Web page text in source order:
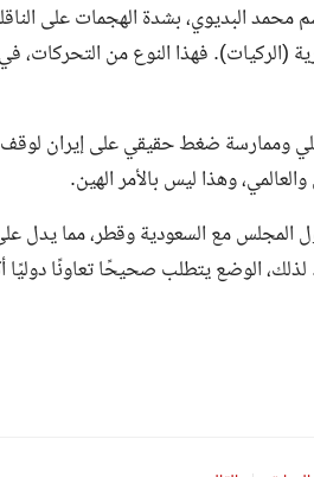
محمد البديوي، بشدة الهجمات على
(الركيات). فهذا النوع من التحركات،
وممارسة ضغط حقيقي على إيران لوقف
وهذا ليس بالأمر الهين.
المجلس مع السعودية وقطر، مما يدل
الوضع يتطلب صحيحًا تعاونًا